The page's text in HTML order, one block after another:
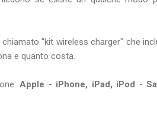
"kit wireless charger" che
e quanto costa.
Apple - iPhone, iPad, iPod -